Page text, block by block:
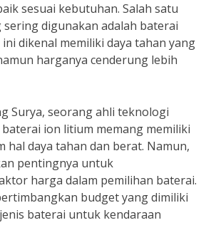
sesuai kebutuhan. Salah satu
sering digunakan adalah baterai
dikenal memiliki daya tahan yang
harganya cenderung lebih
Surya, seorang ahli teknologi
ion litium memang memiliki
hal daya tahan dan berat. Namun,
pentingnya untuk
harga dalam pemilihan baterai.
budget yang dimiliki
baterai untuk kendaraan